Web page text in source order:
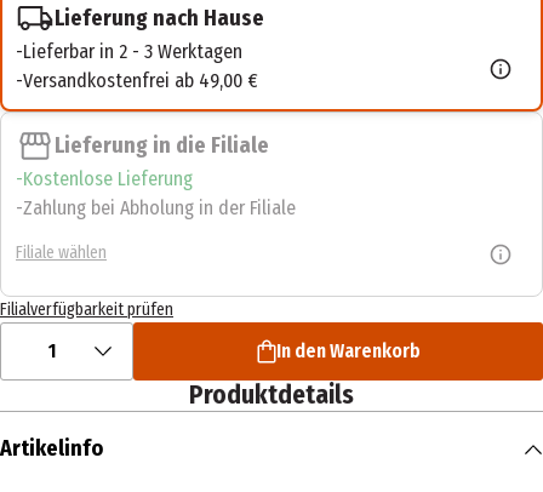
Lieferung nach Hause
Lieferbar in 2 - 3 Werktagen
Versandkostenfrei ab 49,00 €
Lieferung in die Filiale
Kostenlose Lieferung
Zahlung bei Abholung in der Filiale
Filiale wählen
Filialverfügbarkeit prüfen
1 In den Warenkorb
Produktdetails
Artikelinfo